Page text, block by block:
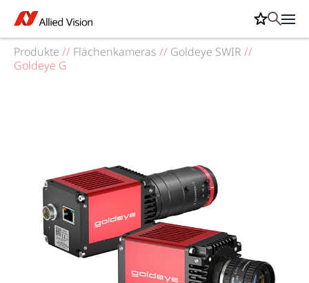
Produkte // Flächenkameras // Goldeye SWIR //
Goldeye G